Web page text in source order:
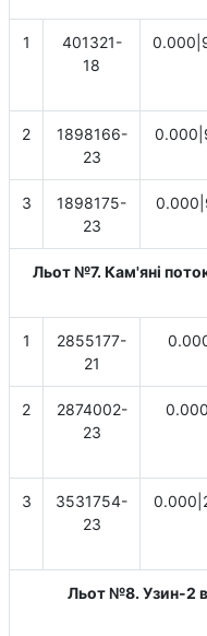
1
401321-
18
2
1898166-
23
3
1898175-
23
Льот №7. Кам'яні
1
2855177-
21
2
2874002-
23
3
3531754-
23
Льот №8. Узин-2